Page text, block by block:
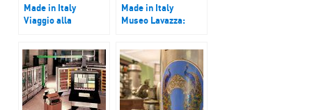
Made in Italy
Viaggio alla
Made in Italy
Museo Lavazza: